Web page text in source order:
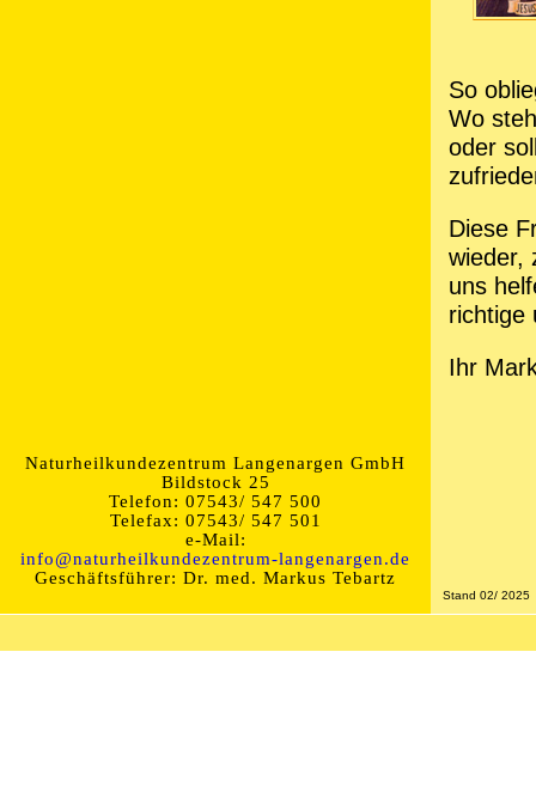
So
Wo
oder
Diese
wieder,
uns
richtige
Ihr
Naturheilkundezentrum Langenargen GmbH
Bildstock 25
Telefon: 07543/ 547 500
Telefax: 07543/ 547 501
e-Mail:
info@naturheilkundezentrum-langenargen.de
Geschäftsführer: Dr. med. Markus Tebartz
Stand 02/ 2025